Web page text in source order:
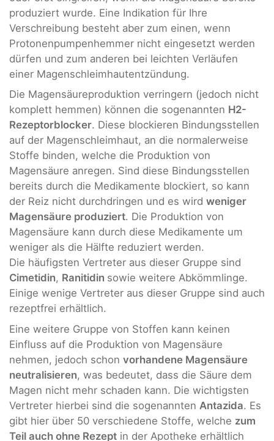
produziert wurde. Eine Indikation für Ihre
Verschreibung besteht aber zum einen, wenn
Protonenpumpenhemmer nicht eingesetzt werden
dürfen und zum anderen bei leichten Verläufen
einer Magenschleimhautentzündung.
Die Magensäureproduktion verringern (jedoch nicht
komplett hemmen) können die sogenannten H2-
Rezeptorblocker. Diese blockieren Bindungsstellen
auf der Magenschleimhaut, an die normalerweise
Stoffe binden, welche die Produktion von
Magensäure anregen. Sind diese Bindungsstellen
bereits durch die Medikamente blockiert, so kann
der Reiz nicht durchdringen und es wird weniger
Magensäure produziert. Die Produktion von
Magensäure kann durch diese Medikamente um
weniger als die Hälfte reduziert werden.
Die häufigsten Vertreter aus dieser Gruppe sind
Cimetidin, Ranitidin sowie weitere Abkömmlinge.
Einige wenige Vertreter aus dieser Gruppe sind auch
rezeptfrei erhältlich.
Eine weitere Gruppe von Stoffen kann keinen
Einfluss auf die Produktion von Magensäure
nehmen, jedoch schon vorhandene Magensäure
neutralisieren, was bedeutet, dass die Säure dem
Magen nicht mehr schaden kann. Die wichtigsten
Vertreter hierbei sind die sogenannten Antazida. Es
gibt hier über 50 verschiedene Stoffe, welche zum
Teil auch ohne Rezept in der Apotheke erhältlich